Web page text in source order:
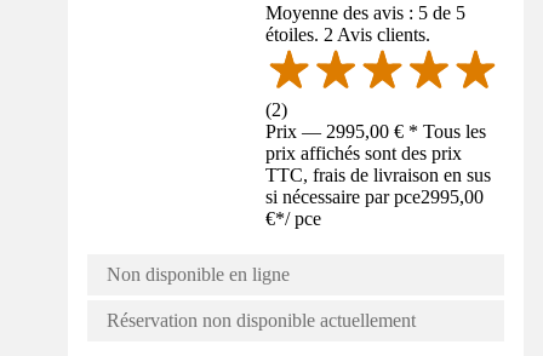
Moyenne des avis : 5 de 5
étoiles. 2 Avis clients.
(2)
Prix — 2995,00 € * Tous les
prix affichés sont des prix
TTC, frais de livraison en sus
si nécessaire par pce2995,00
€*/ pce
Non disponible en ligne
Réservation non disponible actuellement